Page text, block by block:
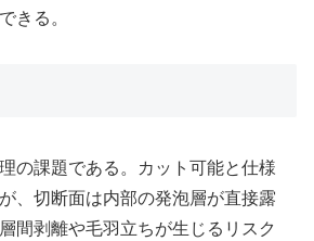
きる。
の課題である。カット可能と仕様
、切断面は内部の発泡層が直接露
間剥離や毛羽立ちが生じるリスク